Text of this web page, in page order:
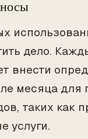
дело.
внести
месяца для
таких как
услуги.